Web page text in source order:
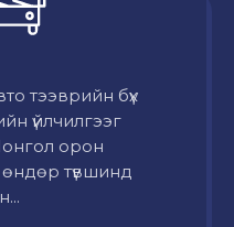
тээврийн бүх
үйлчилгээг
орон
түвшинд